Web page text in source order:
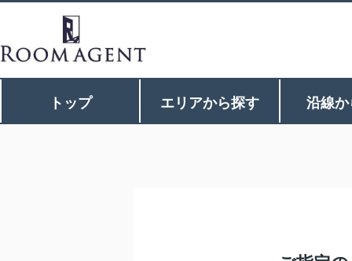
トップ エリアから探す 沿線